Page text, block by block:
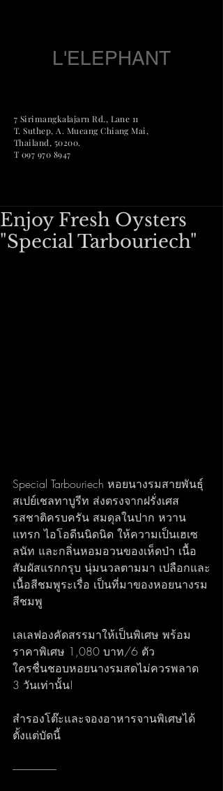
L'ELEPHANT
7 Sirimangkalajarn Rd., Lane 11
T. Suthep, A. Mueang Chiang Mai,
Thailand, 50200.
T 097 970 8947
Enjoy Fresh Oysters
"Special Tarbouriech"
Special Tarbouriech หอยนางรมสายพันธุ์
สเปย์เชลทาบูรีท ส่งตรงจากฝรั่งเศส
รสชาติครบครัน สมดุลในปาก หวาน
แทรก ไอโอดีนนิดนิด ให้ความเป็นเฮเซ
ลนัท และกลิ่นหอมอวนของเห็ดป่า เนื้อ
สัมผัสแรกกรุบ นุ่มนวลตามมา เปลือกและ
เนื้อสีชมพูระเรื่อ เป็นที่มาของหอยนางรม
สีชมพู
เลเลฟองคัดสรรมาให้เป็นพิเศษ พร้อม
ราคาพิเศษ 1,080 บาท/6 ตัว
ใครชื่นชอบหอยนางรมสดไม่ควรพลาด
3 วันเท่านั้น!
สำรองโต๊ะและจองอาหารจานพิเศษได้
ตั้งแต่บัดนี้
---------------------